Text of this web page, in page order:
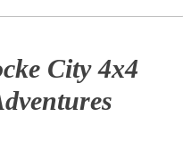
City 4x4